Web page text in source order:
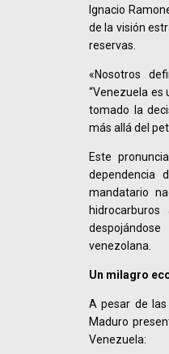
Ignacio
de la visión
reservas.
«Nosotros
“Venezuela
tomado la
más allá del
Este
dependencia
mandatario
venezolana.
Un milagro
A pesar de
Maduro
Venezuela: